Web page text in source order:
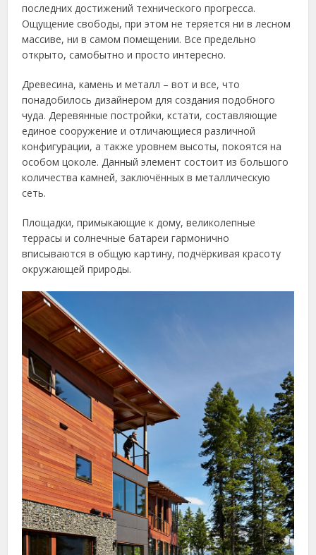
последних достижений технического прогресса.
Ощущение свободы, при этом не теряется ни в лесном
массиве, ни в самом помещении. Все предельно
открыто, самобытно и просто интересно.
Древесина, камень и металл – вот и все, что
понадобилось дизайнером для создания подобного
чуда. Деревянные постройки, кстати, составляющие
единое сооружение и отличающиеся различной
конфигурации, а также уровнем высоты, покоятся на
особом цоколе. Данный элемент состоит из большого
количества камней, заключённых в металлическую
сеть.
Площадки, примыкающие к дому, великолепные
террасы и солнечные батареи гармонично
вписываются в общую картину, подчёркивая красоту
окружающей природы.